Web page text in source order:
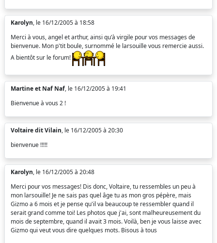
Karolyn, le 16/12/2005 à 18:58
Merci à vous, angel et arthur, ainsi qu'à virgile pour vos messages de
bienvenue. Mon p'tit boule, surnommé le larsouille vous remercie aussi.
A bientôt sur le forum!
Martine et Naf Naf, le 16/12/2005 à 19:41
Bienvenue à vous 2 !
Voltaire dit Vilain, le 16/12/2005 à 20:30
bienvenue !!!!!
Karolyn, le 16/12/2005 à 20:48
Merci pour vos messages! Dis donc, Voltaire, tu ressembles un peu à
mon larsouille! Je ne sais pas quel âge tu as mon gros pépère, mais
Gizmo a 6 mois et je pense qu'il va beaucoup te ressembler quand il
serait grand comme toi! Les photos que j'ai, sont malheureusement du
mois de septembre, quand il avait 3 mois. Voilà, ben je vous laisse avec
Gizmo qui veut vous dire quelques mots. Bisous à tous